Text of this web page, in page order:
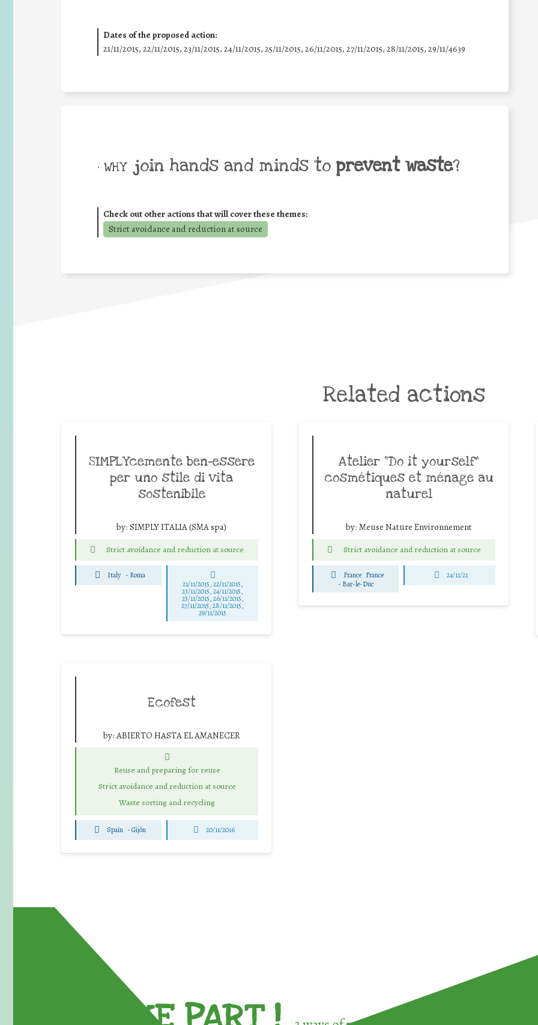
Dates of the proposed action:
21/11/2015, 22/11/2015, 23/11/2015, 24/11/2015, 25/11/2015, 26/11/2015, 27/11/2015, 28/11/2015, 29/11/4639
• WHY join hands and minds to prevent waste?
Check out other actions that will cover these themes:
Strict avoidance and reduction at source
Related actions
SIMPLYcemente ben-essere
per uno stile di vita
sostenibile
by: SIMPLY ITALIA (SMA spa)
Strict avoidance and reduction at source
Italy - Roma
21/11/2015, 22/11/2015,
23/11/2015, 24/11/2015,
25/11/2015, 26/11/2015,
27/11/2015, 28/11/2015,
29/11/2015
Atelier “Do it yourself”
cosmétiques et ménage au
naturel
by: Meuse Nature Environnement
Strict avoidance and reduction at source
France France
- Bar-le-Duc
24/11/21
Ecofest
by:ABIERTO HASTA EL AMANECER
Reuse and preparing for reuse
Strict avoidance and reduction at source
Waste sorting and recycling
Spain -Gijón 20/11/2016